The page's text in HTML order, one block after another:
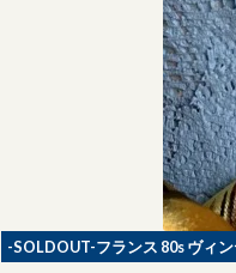
-SOLDOUT-フランス 80s ヴィ